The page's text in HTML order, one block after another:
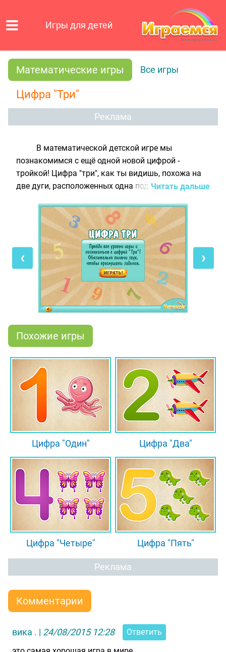
Игры для детей
Математические игры Все игры
Цифра "Три"
Реклама
В математической детской игре мы
познакомимся с ещё одной новой цифрой -
тройкой! Цифра "три", как ты видишь, похожа на
две дуги, расположенных одна под другой. Не
рассмотри троечку внимательно, ведь во втором
задании тебе предстоит собрать картинку с её
изображением. Нажимай мышкой на кубики,
чтобы поставить каждый из них в правильное
положение. Получилось? Тогда тебя ждёт ещё
одна задачка - нужно посчитать маленьких утят,
плавающих в пруду. Щёлкай мышкой и по
очереди выбирай всех утят, чтобы узнать, сколько
же их изображено на картинке!
Читать дальше
‹ ›
Похожие игры
Цифра "Один" Цифра "Два"
Цифра "Четыре" Цифра "Пять"
Реклама
Комментарии
вика . | 24/08/2015 12:28
Ответить